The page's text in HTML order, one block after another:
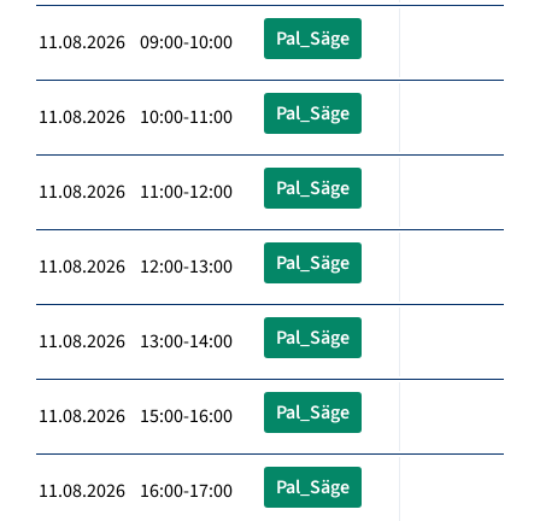
11.08.2026 09:00-10:00 Pal_Säge
11.08.2026 10:00-11:00 Pal_Säge
11.08.2026 11:00-12:00 Pal_Säge
11.08.2026 12:00-13:00 Pal_Säge
11.08.2026 13:00-14:00 Pal_Säge
11.08.2026 15:00-16:00 Pal_Säge
11.08.2026 16:00-17:00 Pal_Säge